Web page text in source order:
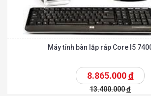
Máy tính bàn lắp ráp Core I5
8.865.000đ
13.400.000đ